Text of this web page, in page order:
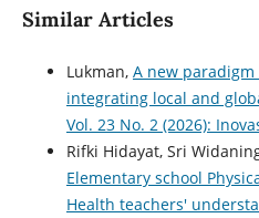
Similar Articles
Lukman, A new
integrating local and
Vol. 23 No. 2 (2026):
Rifki Hidayat, Sri
Elementary school
Health teachers'